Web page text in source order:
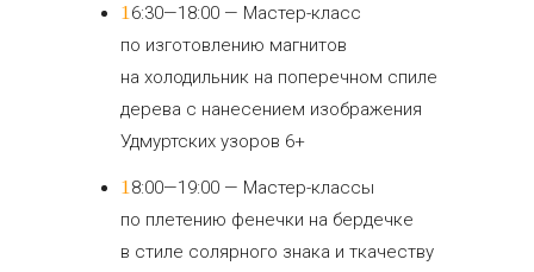
16:30—18:00 — Мастер-класс
по изготовлению магнитов
на холодильник на поперечном спиле
дерева с нанесением изображения
Удмуртских узоров 6+
18:00—19:00 — Мастер-классы
по плетению фенечки на бердечке
в стиле солярного знака и ткачеству